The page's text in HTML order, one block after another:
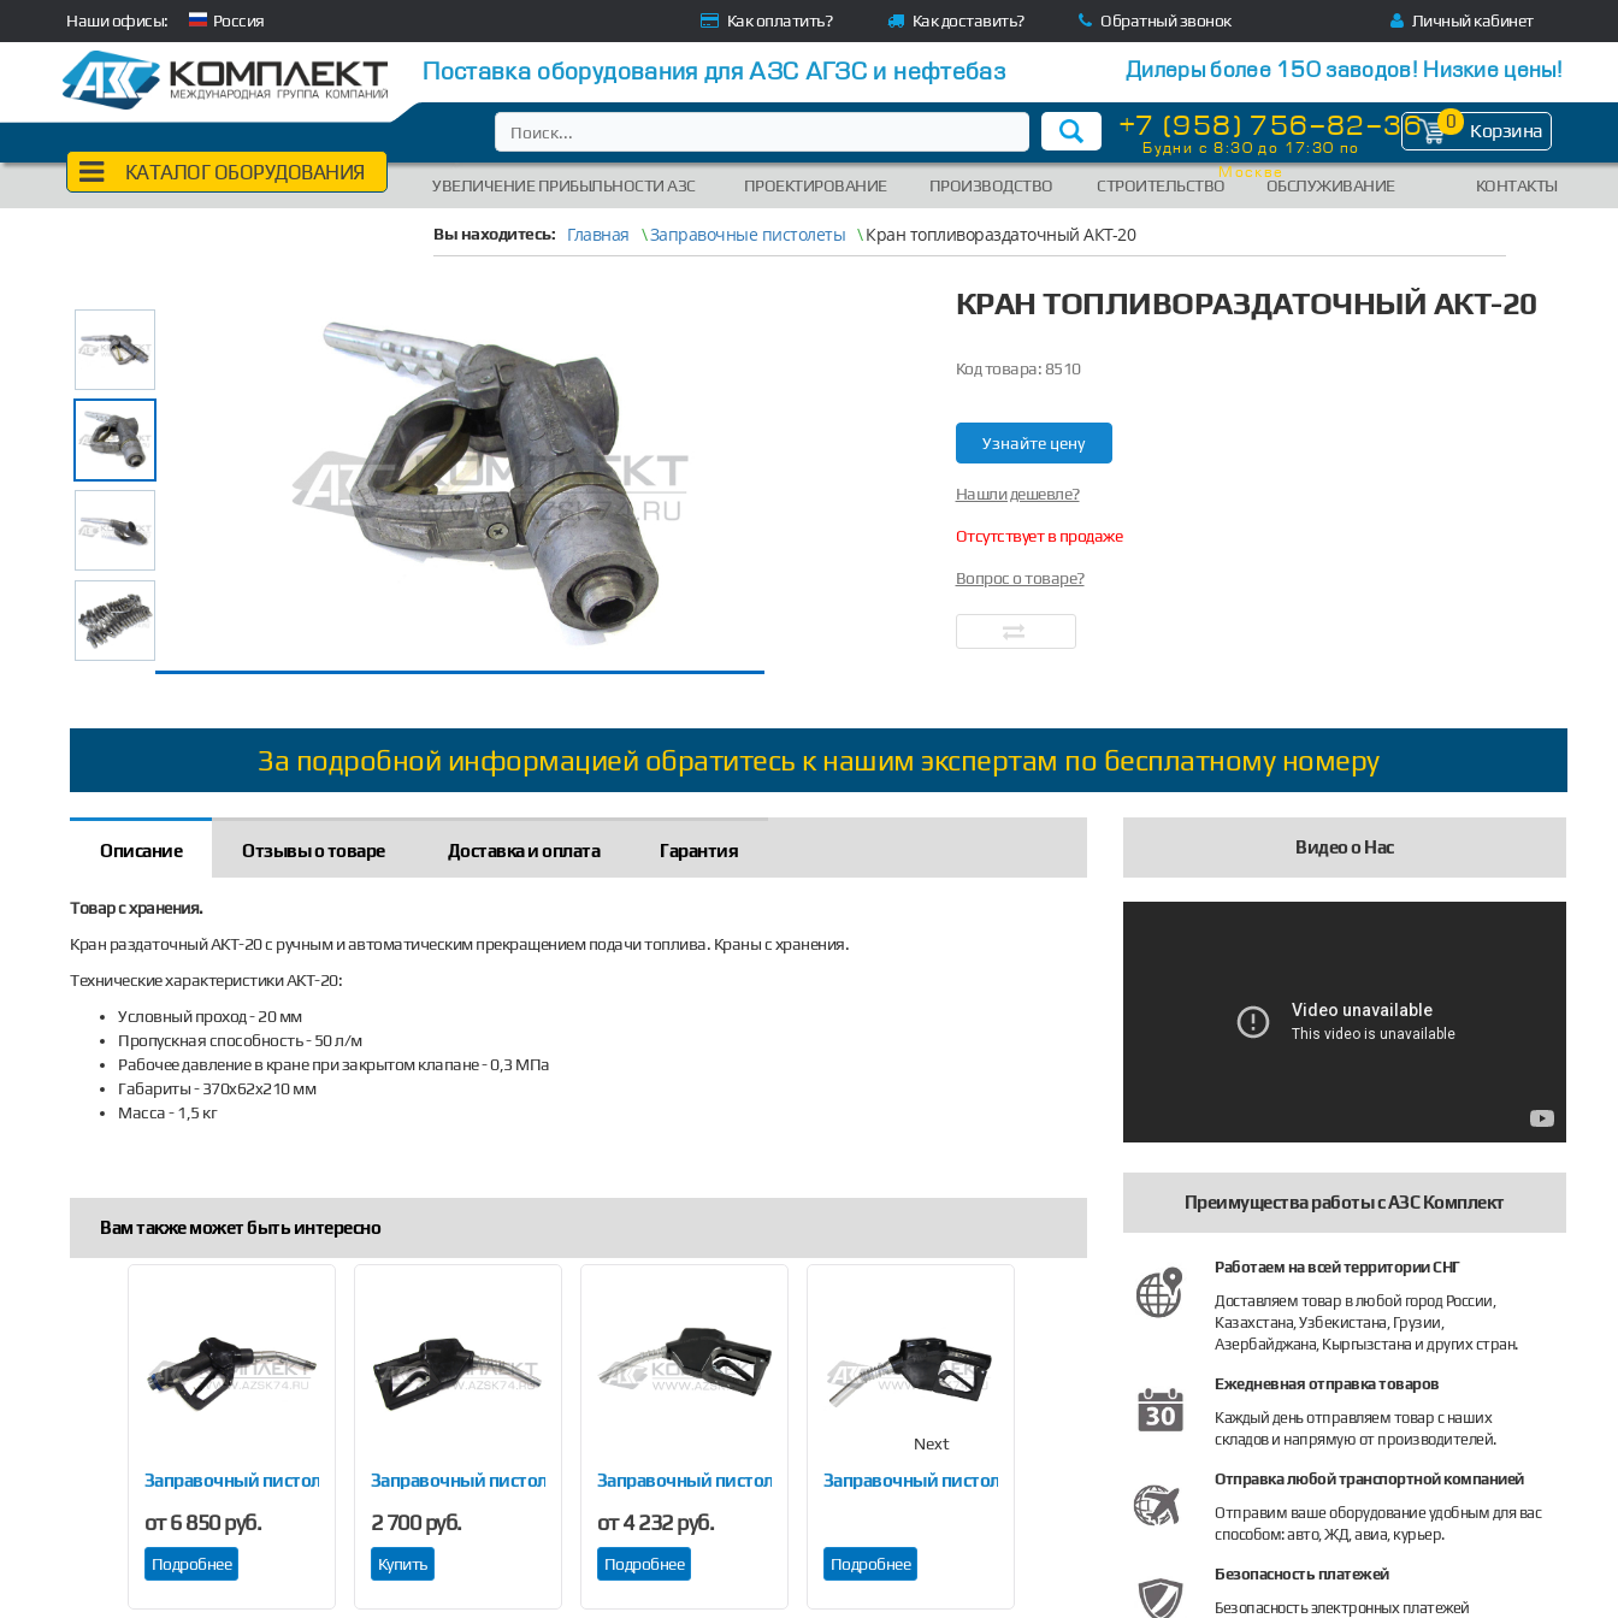
Наши офисы: Россия Как оплатить? Как доставить? Обратный звонок Личный кабинет
Поставка оборудования для АЗС АГЗС и нефтебаз Дилеры более 150 заводов! Низкие цены!
КАТАЛОГ ОБОРУДОВАНИЯ
+7 (958) 756-82-36
Будни с 8:30 до 17:30 по
Москве
0 Корзина
УВЕЛИЧЕНИЕ ПРИБЫЛЬНОСТИ АЗС ПРОЕКТИРОВАНИЕ ПРОИЗВОДСТВО СТРОИТЕЛЬСТВО ОБСЛУЖИВАНИЕ КОНТАКТЫ
Вы находитесь: Главная \Заправочные пистолеты \Кран топливораздаточный АКТ-20
КРАН ТОПЛИВОРАЗДАТОЧНЫЙ АКТ-20
Код товара:8510
Узнайте цену
Нашли дешевле?
Отсутствует в продаже
Вопрос о товаре?
За подробной информацией обратитесь к нашим экспертам по бесплатному номеру
Описание Отзывы о товаре Доставка и оплата Гарантия
Товар с хранения.
Кран раздаточный АКТ-20 с ручным и автоматическим прекращением подачи топлива. Краны с хранения.
Технические характеристики АКТ-20:
Условный проход - 20 мм
Пропускная способность - 50 л/м
Рабочее давление в кране при закрытом клапане - 0,3 МПа
Габариты - 370x62x210 мм
Масса - 1,5 кг
Вам также может быть интересно
пистолет РКТ-120Заправочный пистолет AILE ZYQ-13A
от 6 850 руб.
Подробнее
Заправочный пистолет AILE-11AP
2 700 руб.
Купить
Заправочный пистолет OPW 0011-ALPI 940
от 4 232 руб.
Подробнее
Заправочный пистолет TDW-11А BAOTAI
Подробнее
Заправочный пистолет ZVA2 BAOTAI
от 5 643 руб.
Заправочный пистолет БелАК с
3 700 руб.
Заправочный
1 990 руб.
Next
Видео о Нас
Преимущества работы с АЗС Комплект
Работаем на всей территории СНГ
Доставляем товар в любой город России,
Казахстана, Узбекистана, Грузии,
Азербайджана, Кыргызстана и других стран.
Ежедневная отправка товаров
Каждый день отправляем товар с наших
складов и напрямую от производителей.
Отправка любой транспортной компанией
Отправим ваше оборудование удобным для вас
способом: авто, ЖД, авиа, курьер.
Безопасность платежей
Безопасность электронных платежей